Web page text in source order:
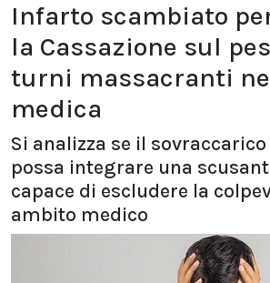
Infarto scambiato
la Cassazione sul
turni massacranti
medica
Si analizza se il
possa integrare una
capace di escludere la
ambito medico